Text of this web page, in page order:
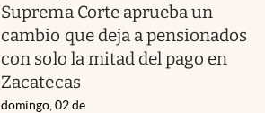
Suprema Corte aprueba un
cambio que deja a pensionados
con solo la mitad del pago en
Zacatecas
domingo, 02 de